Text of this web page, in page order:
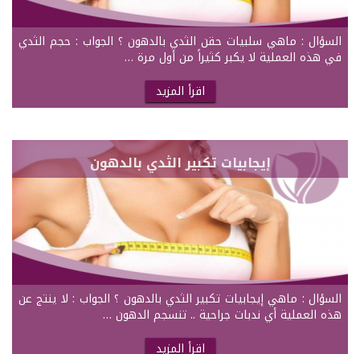
السؤال : ماهي سلبيات حقن الثدي بالدهون ؟ الجواب : حجم الثدي
في هذه العملية لا يكبر كثيراً من أول مرة …
اقرأ المزيد
إيجابيات تكبير الثدي بالدهون
السؤال : ماهي إيجابيات تكبير الثدي بالدهون ؟ الجواب : لا ينتج عن
هذه العملية أي ندبات جراحية .. تنسجم الدهون …
اقرأ المزيد